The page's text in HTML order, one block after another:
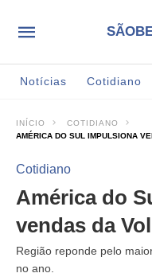
Notícias Cotidiano
INÍCIO
COTIDIANO
AMÉRICA DO SUL IMPULSIONA
Cotidiano
América do
vendas da
Região reponde pelo
no ano.